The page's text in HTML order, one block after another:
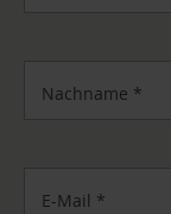
Nachname *
E-Mail *